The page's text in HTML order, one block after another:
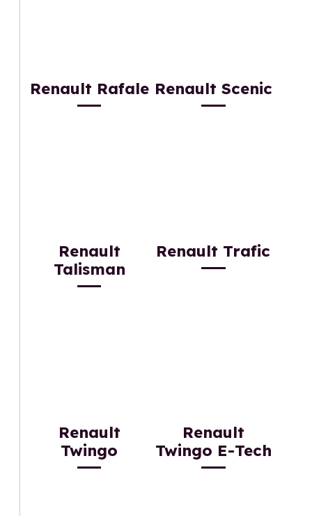
Renault Rafale Renault Scenic
Renault
Talisman
Renault Trafic
Renault
Twingo
Renault
Twingo E-Tech